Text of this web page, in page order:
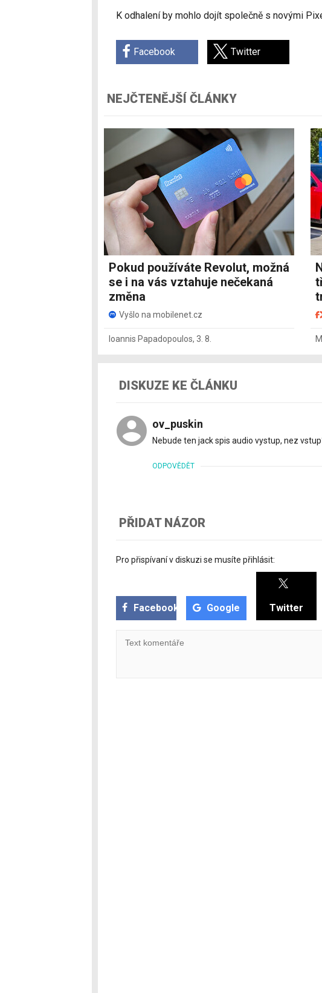
K odhalení by mohlo dojít společně s novými
Facebook Twitter
NEJČTENĚJŠÍ ČLÁNKY
Pokud používáte Revolut, možná
se i na vás vztahuje nečekaná
změna
Vyšlo na mobilenet.cz
Ioannis Papadopoulos, 3. 8.
DISKUZE KE ČLÁNKU
ov_puskin
Nebude ten jack spis audio vystup, nez
ODPOVĚDĚT
PŘIDAT NÁZOR
Pro přispívaní v diskuzi se musíte přihlásit:
Facebook Google Twitter